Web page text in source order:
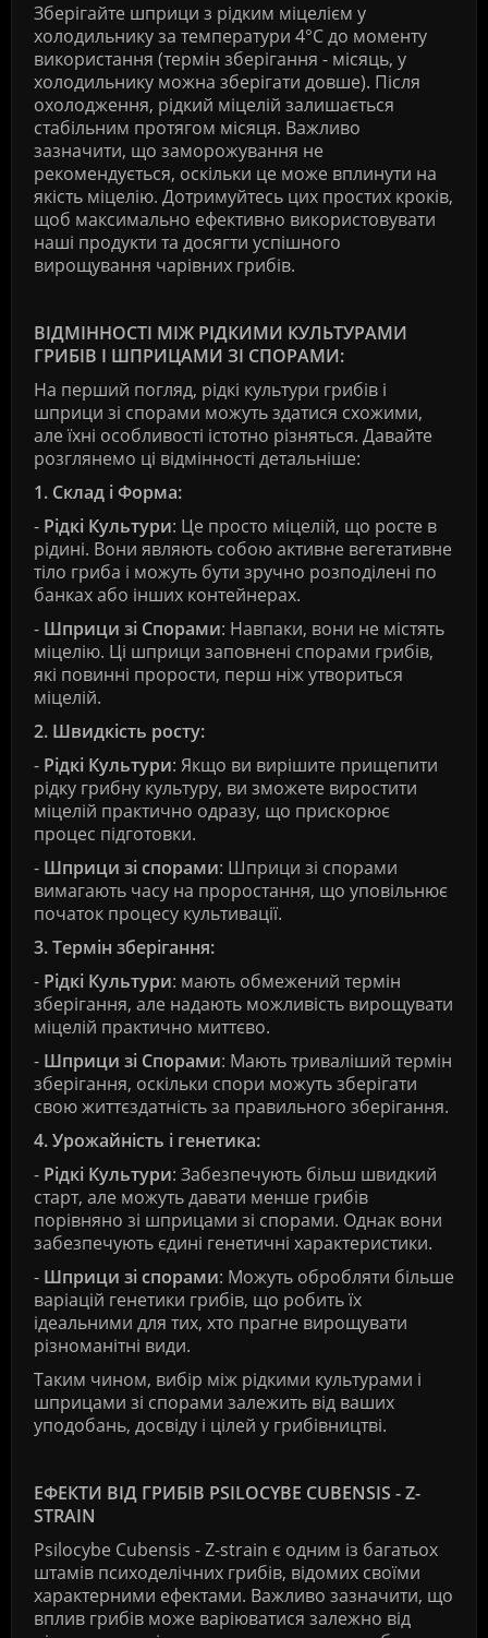
Зберігайте шприци з рідким міцелієм у
холодильнику за температури 4°С до моменту
використання (термін зберігання - місяць, у
холодильнику можна зберігати довше). Після
охолодження, рідкий міцелій залишається
стабільним протягом місяця. Важливо
зазначити, що заморожування не
рекомендується, оскільки це може вплинути на
якість міцелію. Дотримуйтесь цих простих кроків,
щоб максимально ефективно використовувати
наші продукти та досягти успішного
вирощування чарівних грибів.
ВІДМІННОСТІ МІЖ РІДКИМИ КУЛЬТУРАМИ
ГРИБІВ І ШПРИЦАМИ ЗІ СПОРАМИ:
На перший погляд, рідкі культури грибів і
шприци зі спорами можуть здатися схожими,
але їхні особливості істотно різняться. Давайте
розглянемо ці відмінності детальніше:
1. Склад і Форма:
- Рідкі Культури: Це просто міцелій, що росте в
рідині. Вони являють собою активне вегетативне
тіло гриба і можуть бути зручно розподілені по
банках або інших контейнерах.
- Шприци зі Спорами: Навпаки, вони не містять
міцелію. Ці шприци заповнені спорами грибів,
які повинні прорости, перш ніж утвориться
міцелій.
2. Швидкість росту:
- Рідкі Культури: Якщо ви вирішите прищепити
рідку грибну культуру, ви зможете виростити
міцелій практично одразу, що прискорює
процес підготовки.
- Шприци зі спорами: Шприци зі спорами
вимагають часу на проростання, що уповільнює
початок процесу культивації.
3. Термін зберігання:
- Рідкі Культури: мають обмежений термін
зберігання, але надають можливість вирощувати
міцелій практично миттєво.
- Шприци зі Спорами: Мають триваліший термін
зберігання, оскільки спори можуть зберігати
свою життєздатність за правильного зберігання.
4. Урожайність і генетика:
- Рідкі Культури: Забезпечують більш швидкий
старт, але можуть давати менше грибів
порівняно зі шприцами зі спорами. Однак вони
забезпечують єдині генетичні характеристики.
- Шприци зі спорами: Можуть обробляти більше
варіацій генетики грибів, що робить їх
ідеальними для тих, хто прагне вирощувати
різноманітні види.
Таким чином, вибір між рідкими культурами і
шприцами зі спорами залежить від ваших
уподобань, досвіду і цілей у грибівництві.
ЕФЕКТИ ВІД ГРИБІВ PSILOCYBE CUBENSIS - Z-
STRAIN
Psilocybe Cubensis - Z-strain є одним із багатьох
штамів психоделічних грибів, відомих своїми
характерними ефектами. Важливо зазначити, що
вплив грибів може варіюватися залежно від